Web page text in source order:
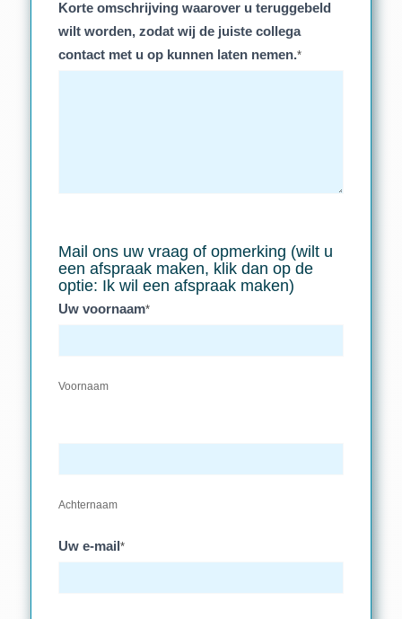
Korte omschrijving waarover u teruggebeld
wilt worden, zodat wij de juiste collega
contact met u op kunnen laten nemen.*
Mail ons uw vraag of opmerking (wilt u
een afspraak maken, klik dan op de
optie: Ik wil een afspraak maken)
Uw voornaam*
Voornaam
Achternaam
Uw e-mail *